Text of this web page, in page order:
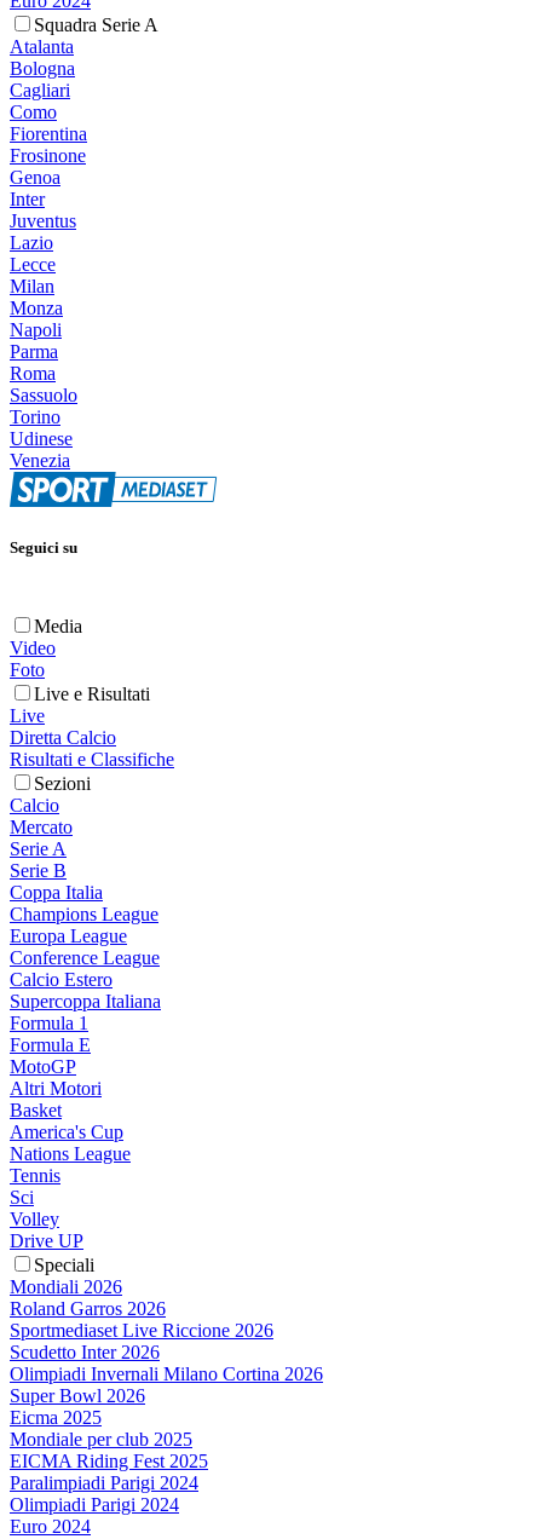
Squadra Serie A
Atalanta
Bologna
Cagliari
Como
Fiorentina
Frosinone
Genoa
Inter
Juventus
Lazio
Lecce
Milan
Monza
Napoli
Parma
Roma
Sassuolo
Torino
Udinese
Venezia
Seguici su
Media
Video
Foto
Live e Risultati
Live
Diretta Calcio
Risultati e Classifiche
Sezioni
Calcio
Mercato
Serie A
Serie B
Coppa Italia
Champions League
Europa League
Conference League
Calcio Estero
Supercoppa Italiana
Formula 1
Formula E
MotoGP
Altri Motori
Basket
America's Cup
Nations League
Tennis
Sci
Volley
Drive UP
Speciali
Mondiali 2026
Roland Garros 2026
Sportmediaset Live Riccione 2026
Scudetto Inter 2026
Olimpiadi Invernali Milano Cortina 2026
Super Bowl 2026
Eicma 2025
Mondiale per club 2025
EICMA Riding Fest 2025
Paralimpiadi Parigi 2024
Olimpiadi Parigi 2024
Euro 2024